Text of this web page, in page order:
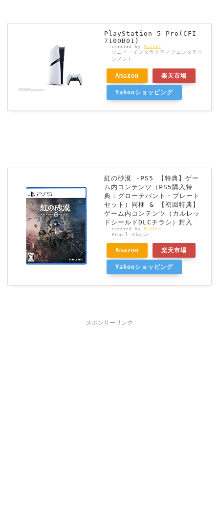
PlayStation 5 Pro(CFI-
7100B01)
created by Rinker
ソニー・インタラクティブエンタテイ
ンメント
Amazon 楽天市場
Yahooショッピング
紅の砂漠 -PS5 【特典】ゲー
ム内コンテンツ（PS5購入特
典：グローテバント・プレート
セット）同梱 & 【初回特典】
ゲーム内コンテンツ（カルレッ
ドシールドDLCチラシ）封入
created by Rinker
Pearl Abyss
Amazon 楽天市場
Yahooショッピング
スポンサーリンク